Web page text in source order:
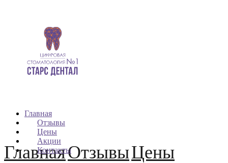
Главная
Отзывы
Цены
Акции
Контакты
ГлавнаяОтзывыЦены